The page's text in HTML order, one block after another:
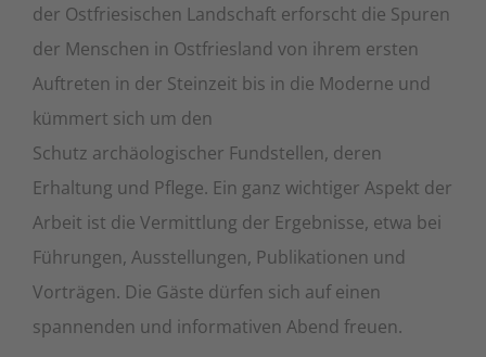
der Ostfriesischen Landschaft erforscht die Spuren
der Menschen in Ostfriesland von ihrem ersten
Auftreten in der Steinzeit bis in die Moderne und
kümmert sich um den
Schutz archäologischer Fundstellen, deren
Erhaltung und Pflege. Ein ganz wichtiger Aspekt der
Arbeit ist die Vermittlung der Ergebnisse, etwa bei
Führungen, Ausstellungen, Publikationen und
Vorträgen. Die Gäste dürfen sich auf einen
spannenden und informativen Abend freuen.